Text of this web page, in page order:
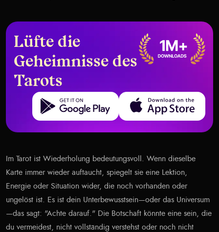
Lüfte die
Geheimnisse des
Tarots
Get it on Google Play Download on the App Store
Im Tarot ist Wiederholung bedeutungsvoll. Wenn dieselbe
Karte immer wieder auftaucht, spiegelt sie eine Lektion,
Energie oder Situation wider, die noch vorhanden oder
ungelöst ist. Es ist dein Unterbewusstsein—oder das Universum
—das sagt: "Achte darauf." Die Botschaft könnte eine sein, die
du vermeidest, nicht vollständig verstehst oder noch nicht